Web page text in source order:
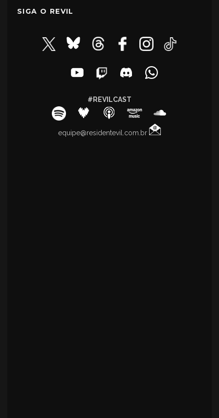
SIGA O REVIL
#REVILCAST
equipe@residentevil.com.br